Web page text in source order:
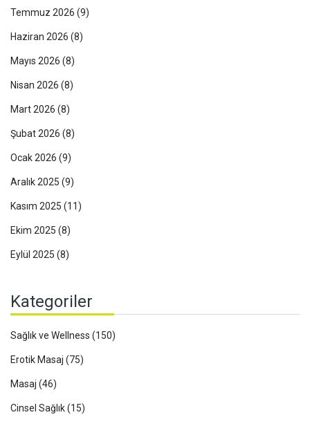
Temmuz 2026 (9)
Haziran 2026 (8)
Mayıs 2026 (8)
Nisan 2026 (8)
Mart 2026 (8)
Şubat 2026 (8)
Ocak 2026 (9)
Aralık 2025 (9)
Kasım 2025 (11)
Ekim 2025 (8)
Eylül 2025 (8)
Kategoriler
Sağlık ve Wellness (150)
Erotik Masaj (75)
Masaj (46)
Cinsel Sağlık(15)